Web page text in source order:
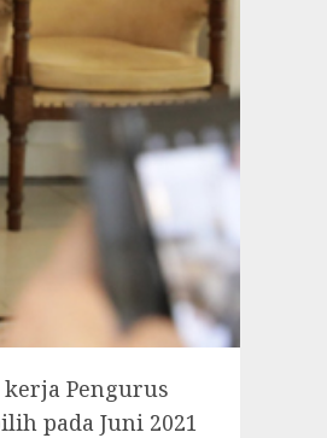
Pengurus
pada Juni 2021